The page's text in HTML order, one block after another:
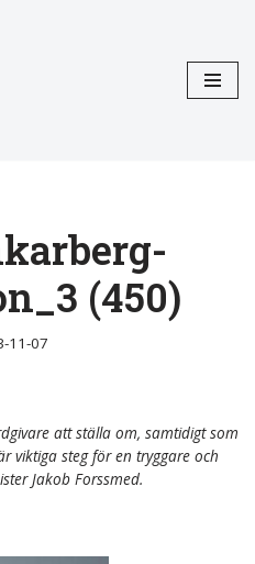
(450)
11-07
att ställa om, samtidigt som
viktiga steg för en tryggare och
Jakob Forssmed.